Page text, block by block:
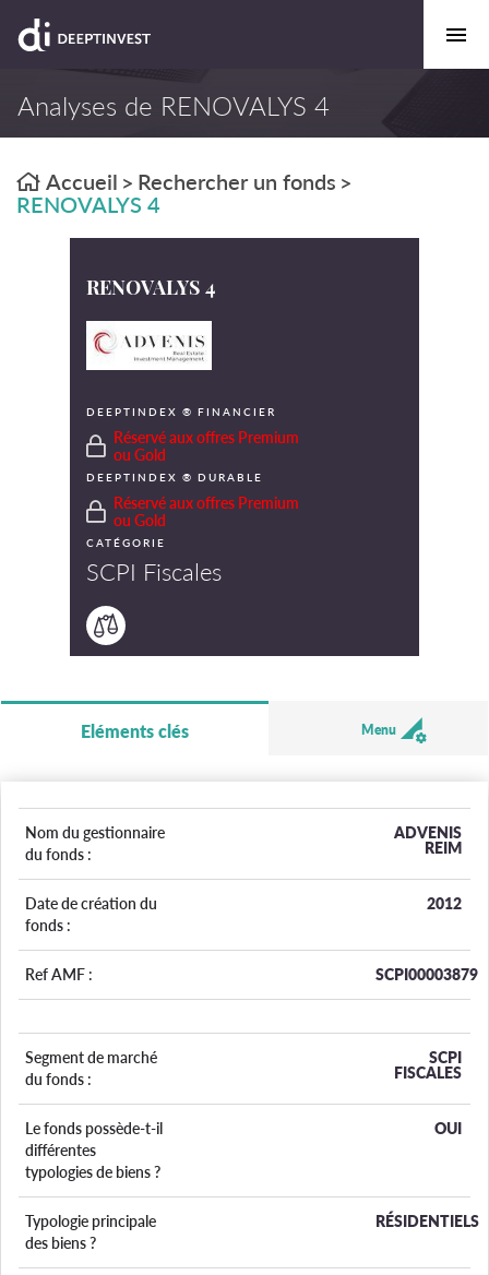
Analyses de RENOVALYS 4
Accueil > Rechercher un fonds >
RENOVALYS 4
RENOVALYS 4
DEEPTINDEX ® FINANCIER
Réservé aux offres Premium
ou Gold
DEEPTINDEX ® DURABLE
Réservé aux offres Premium
ou Gold
CATÉGORIE
SCPI Fiscales
Eléments clés Menu
Nom du gestionnaire
du fonds :
ADVENIS
REIM
Date de création du
fonds :
2012
Ref AMF : SCPI00003879
Segment de marché
du fonds :
SCPI
FISCALES
Le fonds possède-t-il
différentes
typologies de biens ?
OUI
Typologie principale
des biens ?
RÉSIDENTIELS